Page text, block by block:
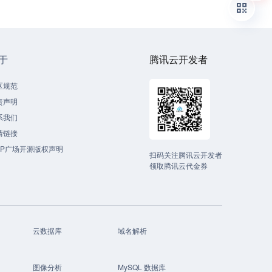
规范
声明
我们
链接
广场开源版权声明
腾讯云开发者
扫码关注腾讯云开发者
领取腾讯云代金券
云数据库 域名解析
图像分析 MySQL 数据库